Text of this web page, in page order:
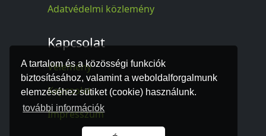
A tartalom és a közösségi funkciók
biztosításához, valamint a weboldalforgalmunk
elemzéséhez sütiket (cookie) használunk.
további információk
Adatvédelmi közlemény
Kapcsolat
Vélemény
Kapcsolat
Impresszum